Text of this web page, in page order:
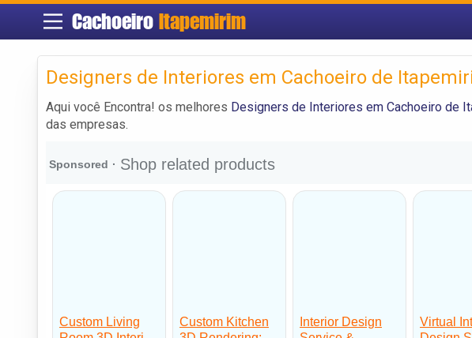
Cachoeiro Itapemirim
Designers de Interiores em Cachoeiro de
Aqui você Encontra! os melhores Designers de Interiores em Cachoeiro de
das empresas.